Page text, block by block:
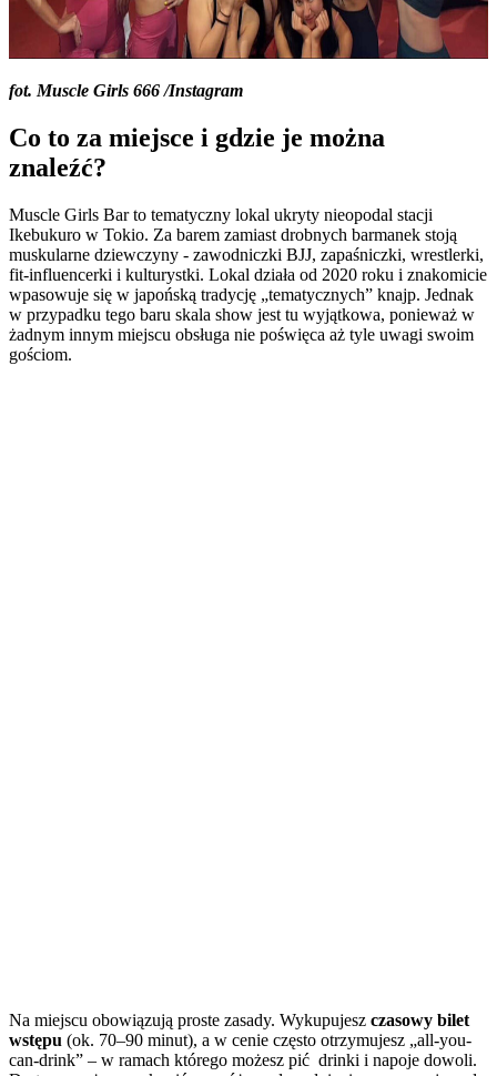
fot. Muscle Girls 666 /Instagram
Co to za miejsce i gdzie je można
znaleźć?
Muscle Girls Bar to tematyczny lokal ukryty nieopodal stacji
Ikebukuro w Tokio. Za barem zamiast drobnych barmanek stoją
muskularne dziewczyny - zawodniczki BJJ, zapaśniczki, wrestlerki,
fit-influencerki i kulturystki. Lokal działa od 2020 roku i znakomicie
wpasowuje się w japońską tradycję „tematycznych” knajp. Jednak
w przypadku tego baru skala show jest tu wyjątkowa, ponieważ w
żadnym innym miejscu obsługa nie poświęca aż tyle uwagi swoim
gościom.
Na miejscu obowiązują proste zasady. Wykupujesz czasowy bilet
wstępu (ok. 70–90 minut), a w cenie często otrzymujesz „all-you-
can-drink” – w ramach którego możesz pić drinki i napoje dowoli.